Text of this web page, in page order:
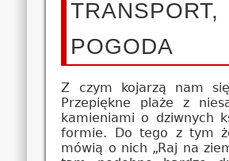
TRANSPORT,
POGODA
Z czym kojarzą nam się
Przepiękne plaże z
kamieniami o dziwnych
formie. Do tego z tym
mówią o nich „Raj na